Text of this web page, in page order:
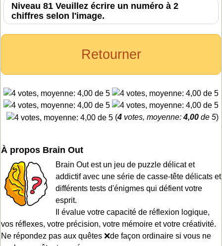
Niveau 81 Veuillez écrire un numéro à 2
chiffres selon l'image.
Retourner
(4 votes, moyenne:4,00 de 5)
À propos Brain Out
Brain Out est un jeu de puzzle délicat et
addictif avec une série de casse-tête délicats et
différents tests d'énigmes qui défient votre
esprit.
Il évalue votre capacité de réflexion logique,
vos réflexes, votre précision, votre mémoire et votre créativité.
Ne répondez pas aux quêtes ❌de façon ordinaire si vous ne